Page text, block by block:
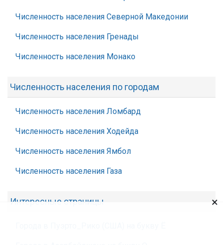
Численность населения Северной Македонии
Численность населения Гренады
Численность населения Монако
Численность населения по городам
Численность населения Ломбард
Численность населения Ходейда
Численность населения Ямбол
Численность населения Газа
Интересные страницы ×